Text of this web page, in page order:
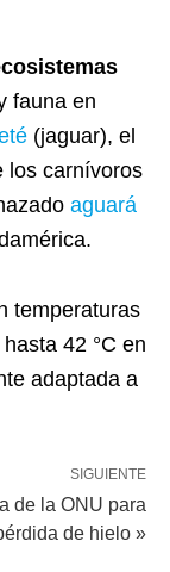
fauna en
(jaguar), el
los carnívoros
aguará
temperaturas
42 °C en
adaptada a
SIGUIENTE
de la ONU para
de hielo »